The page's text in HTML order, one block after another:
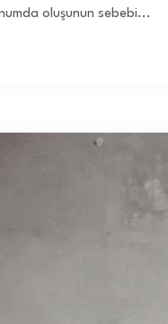
oluşunun sebebi...